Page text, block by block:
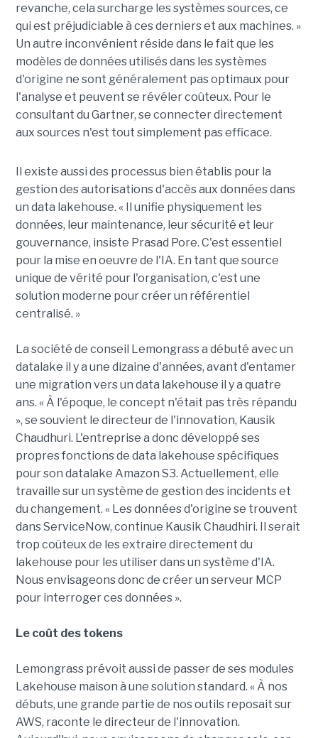
revanche, cela surcharge les systèmes sources, ce
qui est préjudiciable à ces derniers et aux machines. »
Un autre inconvénient réside dans le fait que les
modèles de données utilisés dans les systèmes
d'origine ne sont généralement pas optimaux pour
l'analyse et peuvent se révéler coûteux. Pour le
consultant du Gartner, se connecter directement
aux sources n'est tout simplement pas efficace.
Il existe aussi des processus bien établis pour la
gestion des autorisations d'accès aux données dans
un data lakehouse. « Il unifie physiquement les
données, leur maintenance, leur sécurité et leur
gouvernance, insiste Prasad Pore. C'est essentiel
pour la mise en oeuvre de l'IA. En tant que source
unique de vérité pour l'organisation, c'est une
solution moderne pour créer un référentiel
centralisé. »
La société de conseil Lemongrass a débuté avec un
datalake il y a une dizaine d'années, avant d'entamer
une migration vers un data lakehouse il y a quatre
ans. « À l'époque, le concept n'était pas très répandu
», se souvient le directeur de l'innovation, Kausik
Chaudhuri. L'entreprise a donc développé ses
propres fonctions de data lakehouse spécifiques
pour son datalake Amazon S3. Actuellement, elle
travaille sur un système de gestion des incidents et
du changement. « Les données d'origine se trouvent
dans ServiceNow, continue Kausik Chaudhiri. Il serait
trop coûteux de les extraire directement du
lakehouse pour les utiliser dans un système d'IA.
Nous envisageons donc de créer un serveur MCP
pour interroger ces données ».
Le coût des tokens
Lemongrass prévoit aussi de passer de ses modules
Lakehouse maison à une solution standard. « À nos
débuts, une grande partie de nos outils reposait sur
AWS, raconte le directeur de l'innovation.